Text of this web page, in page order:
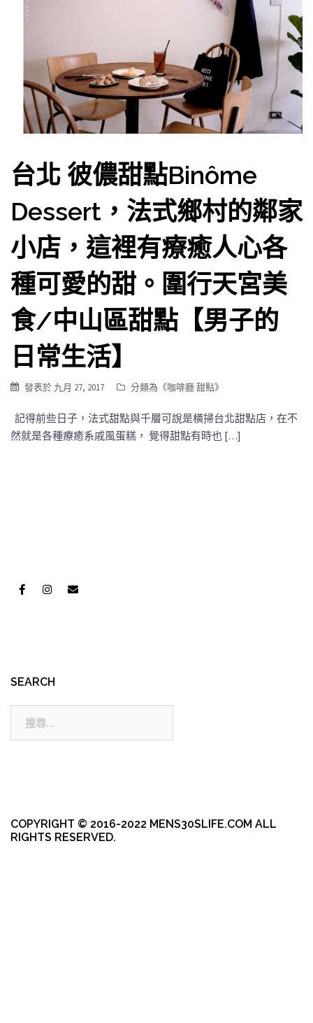
台北 彼儂甜點Binôme
Dessert，法式鄉村的鄰家
小店，這裡有療癒人心各
種可愛的甜。圍行天宮美
食/中山區甜點【男子的
日常生活】
發表於 九月 27, 2017 分類為《咖啡廳 甜點》
記得前些日子，法式甜點與千層可說是橫掃台北甜點店，在不
然就是各種療癒系戚風蛋糕， 覺得甜點有時也 […]
SEARCH
COPYRIGHT © 2016-2022 MENS30SLIFE.COM ALL
RIGHTS RESERVED.